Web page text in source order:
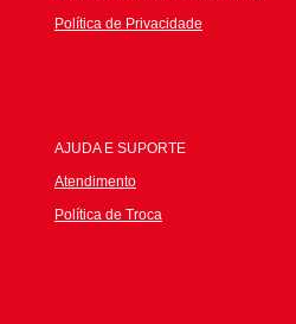
Política de Privacidade
AJUDA E SUPORTE
Atendimento
Política de Troca